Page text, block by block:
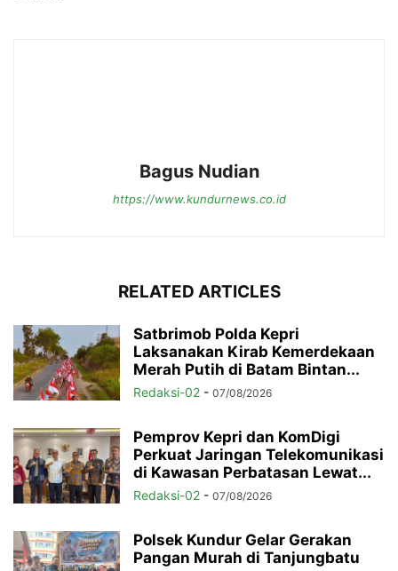
Bagus Nudian
https://www.kundurnews.co.id
RELATED ARTICLES
Satbrimob Polda Kepri
Laksanakan Kirab Kemerdekaan
Merah Putih di Batam Bintan...
Redaksi-02 - 07/08/2026
Pemprov Kepri dan KomDigi
Perkuat Jaringan Telekomunikasi
di Kawasan Perbatasan Lewat...
Redaksi-02 - 07/08/2026
Polsek Kundur Gelar Gerakan
Pangan Murah di Tanjungbatu